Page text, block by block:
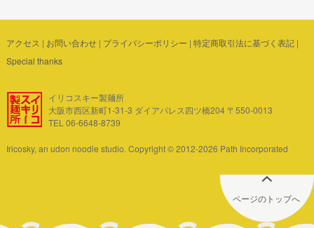
アクセス | お問い合わせ| プライバシーポリシー | 特定商取引法に基づく表記|
Special thanks
イリコスキー製麺所
大阪市西区新町1-31-3 ダイアパレス四ツ橋204 〒550-0013
TEL 06-6648-8739
Iricosky, an udon noodle studio. Copyright © 2012-2026 Path Incorporated
ページのトップへ